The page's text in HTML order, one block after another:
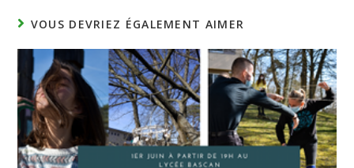
VOUS DEVRIEZ ÉGALEMENT AIMER